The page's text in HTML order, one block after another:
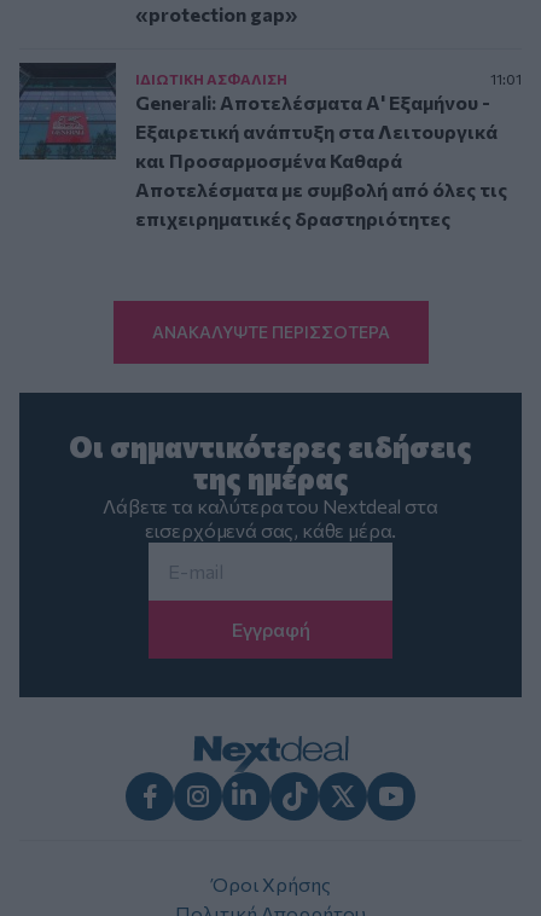
«protection gap»
ΙΔΙΩΤΙΚΗ ΑΣΦAΛΙΣΗ 11:01
Generali: Αποτελέσματα Α' Εξαμήνου -
Εξαιρετική ανάπτυξη στα Λειτουργικά
και Προσαρμοσμένα Καθαρά
Αποτελέσματα με συμβολή από όλες τις
επιχειρηματικές δραστηριότητες
ΑΝΑΚΑΛΥΨΤΕ ΠΕΡΙΣΣΟΤΕΡΑ
Οι σημαντικότερες ειδήσεις
της ημέρας
Λάβετε τα καλύτερα του Nextdeal στα
εισερχόμενά σας, κάθε μέρα.
Όροι Χρήσης